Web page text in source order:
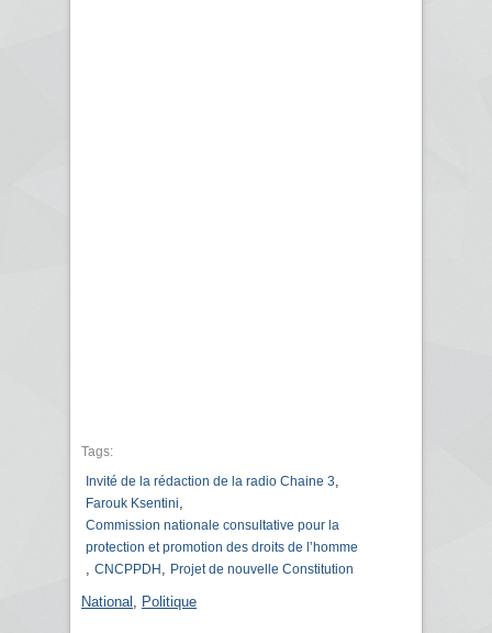
Tags:
Invité de la rédaction de la radio Chaine 3
Farouk Ksentini
Commission nationale consultative pour la
protection et promotion des droits de l’homme
CNCPPDH Projet de nouvelle Constitution
National Politique